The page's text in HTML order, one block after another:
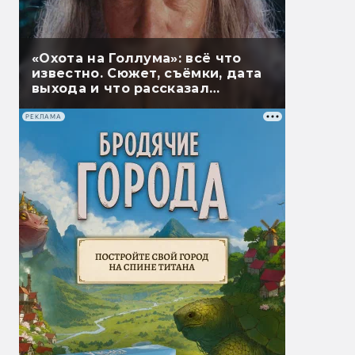
«Охота на Голлума»: всё что
известно. Сюжет, съёмки, дата
выхода и что рассказал
РЕКЛАМА